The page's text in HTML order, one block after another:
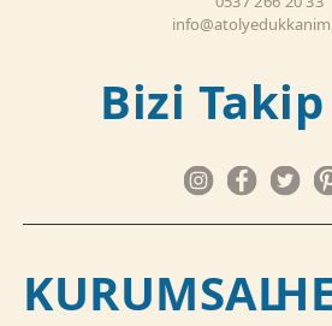
Bizi
KURUMSAL